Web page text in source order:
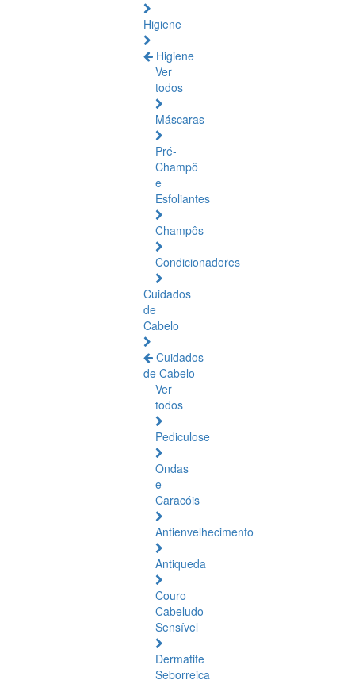
Higiene
Higiene
Ver
todos
Máscaras
Pré-
Champô
e
Esfoliantes
Champôs
Condicionadores
Cuidados
de
Cabelo
Cuidados
de Cabelo
Ver
todos
Pediculose
Ondas
e
Caracóis
Antienvelhecimento
Antiqueda
Couro
Cabeludo
Sensível
Dermatite
Seborreica